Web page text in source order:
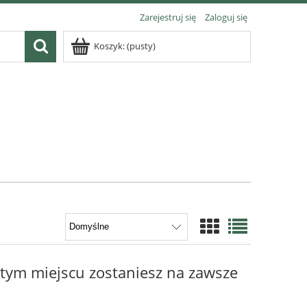
Zarejestruj się Zaloguj się
Koszyk:(pusty)
miejscu zostaniesz na zawsze